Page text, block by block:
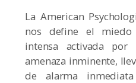
La American
nos define el miedo
intensa activada
amenaza inminente,
de alarma